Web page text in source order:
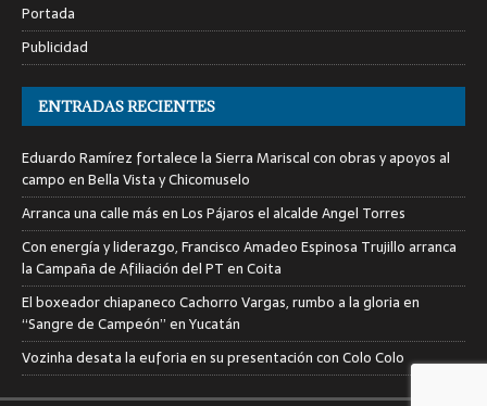
Portada
Publicidad
ENTRADAS RECIENTES
Eduardo Ramírez fortalece la Sierra Mariscal con obras y apoyos al
campo en Bella Vista y Chicomuselo
Arranca una calle más en Los Pájaros el alcalde Angel Torres
Con energía y liderazgo, Francisco Amadeo Espinosa Trujillo arranca
la Campaña de Afiliación del PT en Coita
El boxeador chiapaneco Cachorro Vargas, rumbo a la gloria en
“Sangre de Campeón” en Yucatán
Vozinha desata la euforia en su presentación con Colo Colo